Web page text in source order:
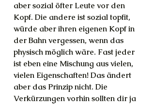
aber sozial öfter Leute vor den
Kopf. Die andere ist sozial topfit,
würde aber ihren eigenen Kopf in
der Bahn vergessen, wenn das
physisch möglich wäre. Fast jeder
ist eben eine Mischung aus vielen,
vielen Eigenschaften! Das ändert
aber das Prinzip nicht. Die
Verkürzungen vorhin sollten dir ja